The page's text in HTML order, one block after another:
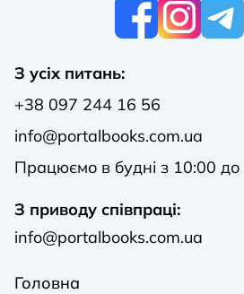
З усіх питань:
+38 097 244 16 56
info@portalbooks.com.ua
Працюємо в будні з 10:00 до
З приводу співпраці:
info@portalbooks.com.ua
Головна